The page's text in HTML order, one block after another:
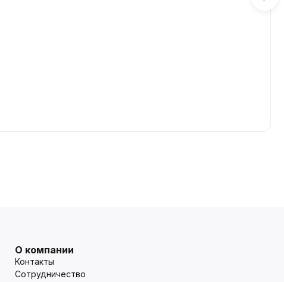
О компании
Контакты
Сотрудничество